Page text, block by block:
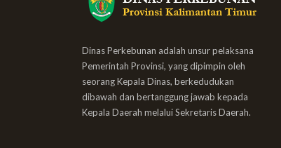
Dinas Perkebunan adalah unsur pelaksana
Pemerintah Provinsi, yang dipimpin oleh
seorang Kepala Dinas, berkedudukan
dibawah dan bertanggung jawab kepada
Kepala Daerah melalui Sekretaris Daerah.